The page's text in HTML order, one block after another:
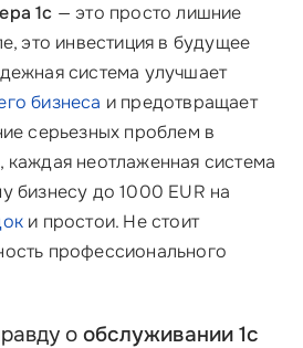
1с — это просто лишние
это инвестиция в будущее
система улучшает
бизнеса и предотвращает
серьезных проблем в
неотлаженная система
бизнесу до 1000 EUR на
и простои. Не стоит
профессионального
о обслуживании 1с